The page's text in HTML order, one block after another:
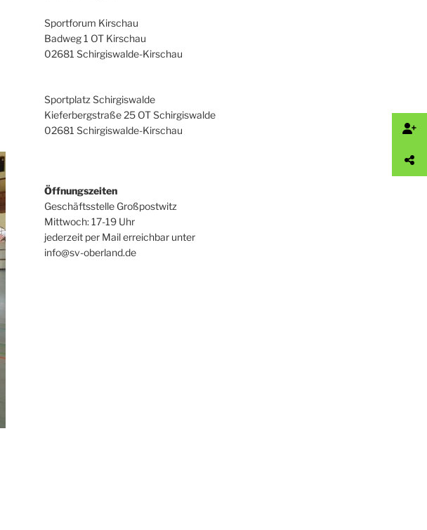
Sportforum Kirschau
Badweg 1 OT Kirschau
02681 Schirgiswalde-Kirschau
Sportplatz Schirgiswalde
Kieferbergstraße 25 OT Schirgiswalde
02681 Schirgiswalde-Kirschau
Öffnungszeiten
Geschäftsstelle Großpostwitz
Mittwoch: 17-19 Uhr
jederzeit per Mail erreichbar unter
info@sv-oberland.de